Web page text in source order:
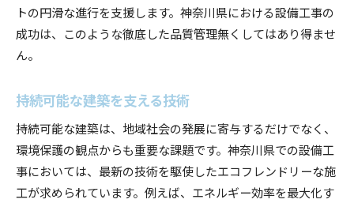
トの円滑な進行を支援します。神奈川県における設備工事の
成功は、このような徹底した品質管理無くしてはあり得ませ
ん。
持続可能な建築を支える技術
持続可能な建築は、地域社会の発展に寄与するだけでなく、
環境保護の観点からも重要な課題です。神奈川県での設備工
事においては、最新の技術を駆使したエコフレンドリーな施
工が求められています。例えば、エネルギー効率を最大化す